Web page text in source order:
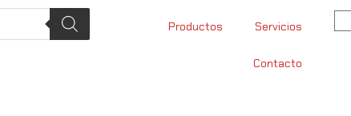
Productos Servicios
Contacto